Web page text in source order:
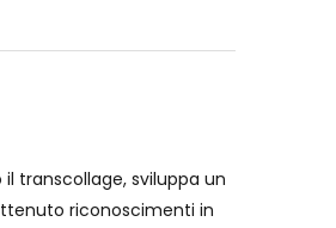
transcollage, sviluppa un
riconoscimenti in